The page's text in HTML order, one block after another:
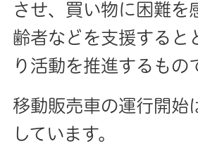
させ、買い物に困難を
齢者などを支援すると
り活動を推進するもの
移動販売車の運行開始
しています。